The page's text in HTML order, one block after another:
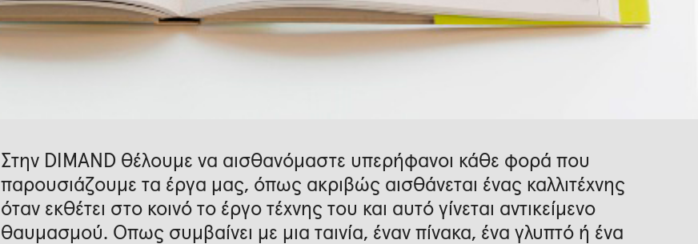
Στην DIMAND θέλουμε να αισθανόμαστε υπερήφανοι κάθε φορά που
παρουσιάζουμε τα έργα μας, όπως ακριβώς αισθάνεται ένας καλλιτέχνης
όταν εκθέτει στο κοινό το έργο τέχνης του και αυτό γίνεται αντικείμενο
θαυμασμού. Όπως συμβαίνει με μια ταινία, έναν πίνακα, ένα γλυπτό ή ένα